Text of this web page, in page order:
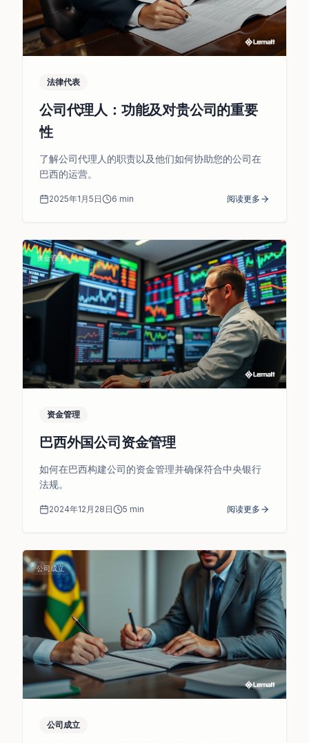
法律代表
公司代理人：功能及对贵公司的重要
性
了解公司代理人的职责以及他们如何协助您的公司在
巴西的运营。
2025年1月5日 6 min 阅读更多
资金管理
资金管理
巴西外国公司资金管理
如何在巴西构建公司的资金管理并确保符合中央银行
法规。
2024年12月28日 5 min 阅读更多
公司成立
公司成立